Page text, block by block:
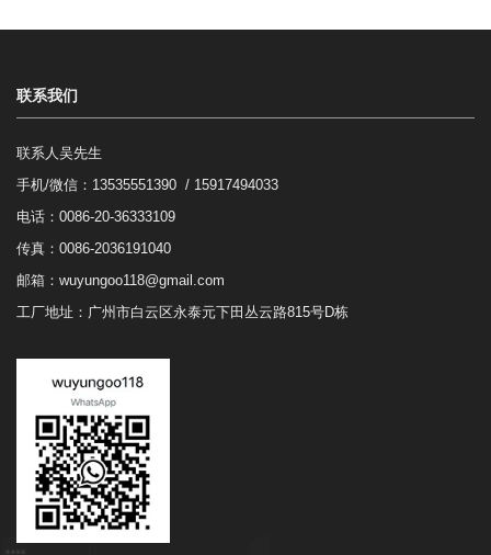
联系我们
联系人吴先生
手机/微信： 13535551390 / 15917494033
电话：0086-20-36333109
传真：0086-2036191040
邮箱： wuyungoo118@gmail.com
工厂地址：广州市白云区永泰元下田丛云路815号D栋